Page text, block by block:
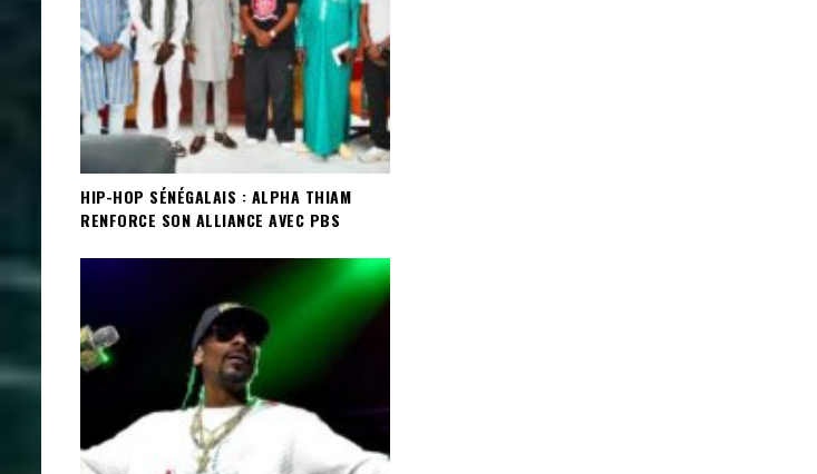
HIP-HOP SÉNÉGALAIS : ALPHA THIAM
RENFORCE SON ALLIANCE AVEC PBS